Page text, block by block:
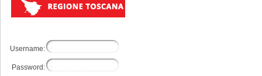
Username:
Password: